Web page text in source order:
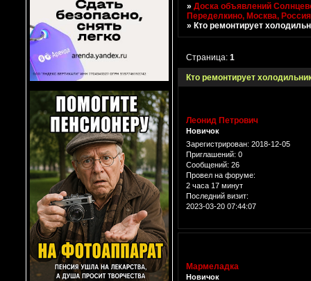
»Доска объявлений
Переделкино, Москва, Россия
»Кто ремонтирует
Кто ремонтирует
Страница:1
Леонид Петрович
Новичок
Зарегистрирован: 2018-12-05
Приглашений: 0
Сообщений: 26
Провел на форуме:
2 часа 17 минут
Последний визит:
2023-03-20 07:44:07
Мармеладка
Новичок